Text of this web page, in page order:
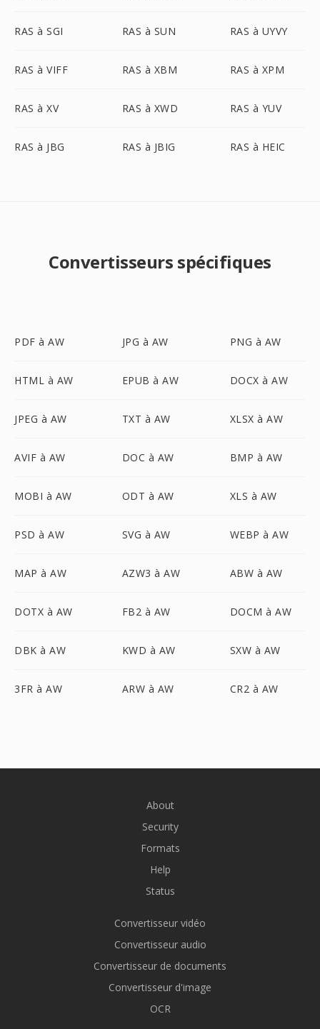
RAS à SGI RAS à SUN RAS à UYVY
RAS à VIFF RAS à XBM RAS à XPM
RAS à XV RAS à XWD RAS à YUV
RAS à JBG RAS à JBIG RAS à HEIC
Convertisseurs spécifiques
PDF à AW JPG à AW PNG à AW
HTML à AW EPUB à AW DOCX à AW
JPEG à AW TXT à AW XLSX à AW
AVIF à AW DOC à AW BMP à AW
MOBI à AW ODT à AW XLS à AW
PSD à AW SVG à AW WEBP à AW
MAP à AW AZW3 à AW ABW à AW
DOTX à AW FB2 à AW DOCM à AW
DBK à AW KWD à AW SXW à AW
3FR à AW ARW à AW CR2 à AW
About
Security
Formats
Help
Status
Convertisseur vidéo
Convertisseur audio
Convertisseur de documents
Convertisseur d'image
OCR